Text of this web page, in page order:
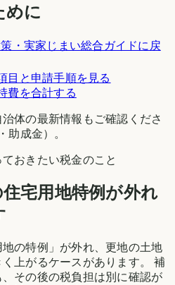
めに
・実家じまい総合ガイドに戻
目と申請手順を見る
費を合計する
体の最新情報もご確認くださ
助成金）。
おきたい税金のこと
宅用地特例が外れ
の特例」が外れ、更地の土地
上がるケースがあります。 補
その後の税負担は別に確認が